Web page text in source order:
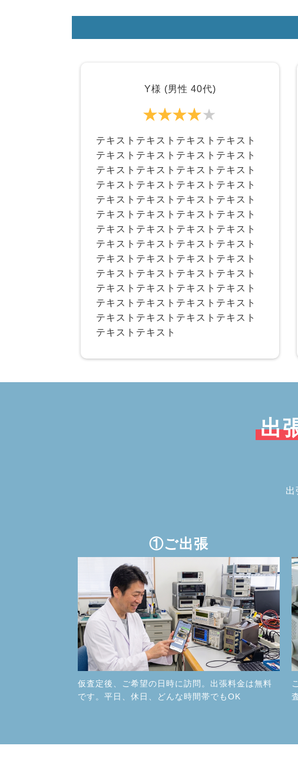
Y様 (男性 40代)
テキストテキストテキストテキスト
テキストテキストテキストテキスト
テキストテキストテキストテキスト
テキストテキストテキストテキスト
テキストテキストテキストテキスト
テキストテキストテキストテキスト
テキストテキストテキストテキスト
テキストテキストテキストテキスト
テキストテキストテキストテキスト
テキストテキストテキストテキスト
テキストテキストテキストテキスト
テキストテキストテキストテキスト
テキストテキストテキストテキスト
テキストテキスト
出
出
①ご出張
仮査定後、ご希望の日時に訪問。出張料金は無料
です。平日、休日、どんな時間帯でもOK